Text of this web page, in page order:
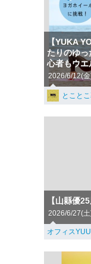
【YUKA
たりのゆ
心者もウエ
2026/6/12(
とこと
【山縣優
2026/6/27(
オフィスYUU